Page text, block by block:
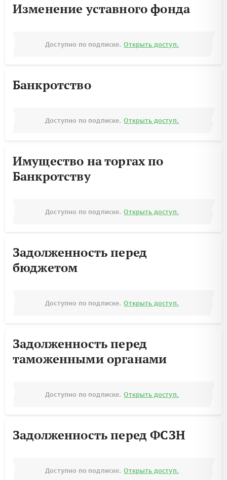
Изменение уставного фонда
Доступно по подписке. Открыть доступ.
Банкротство
Доступно по подписке. Открыть доступ.
Имущество на торгах по
Банкротству
Доступно по подписке. Открыть доступ.
Задолженность перед
бюджетом
Доступно по подписке. Открыть доступ.
Задолженность перед
таможенными органами
Доступно по подписке. Открыть доступ.
Задолженность перед ФСЗН
Доступно по подписке. Открыть доступ.